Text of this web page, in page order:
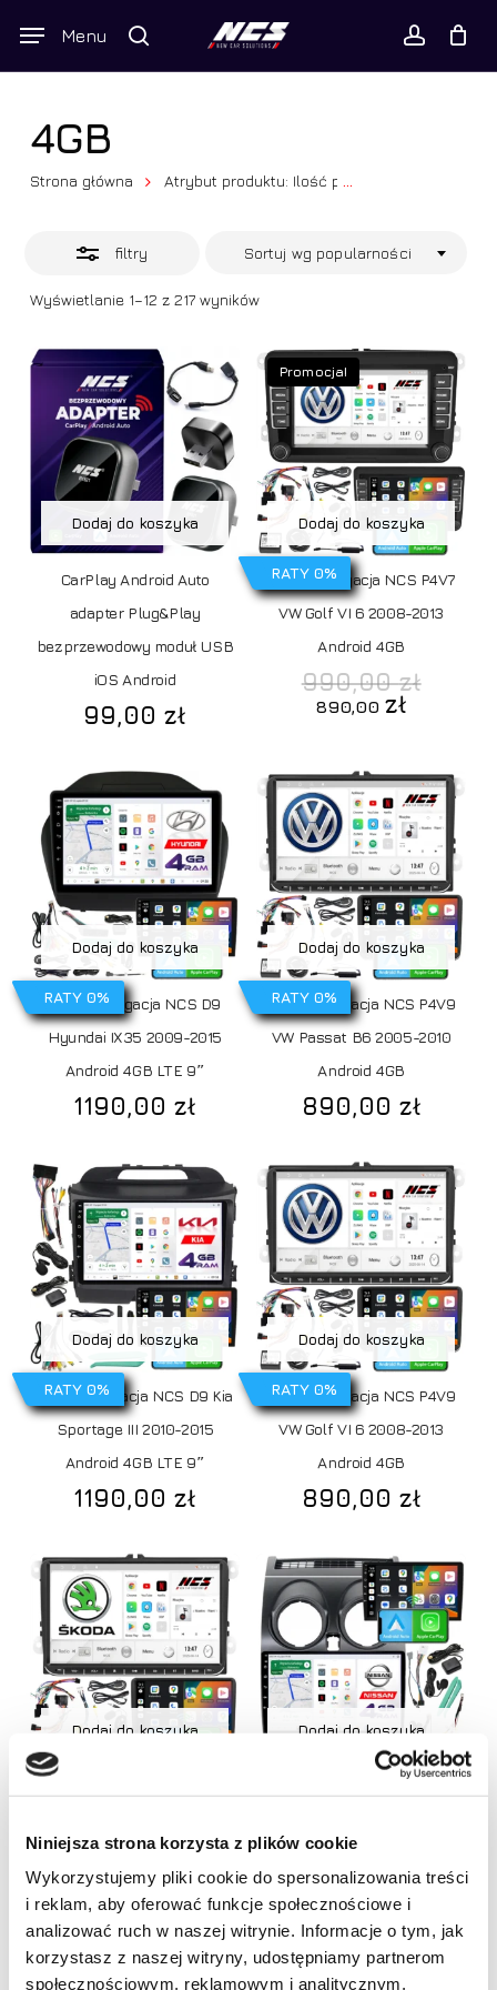
Niniejsza strona korzysta z plików cookie
Wykorzystujemy pliki cookie do spersonalizowania treści
i reklam, aby oferować funkcje społecznościowe i
analizować ruch w naszej witrynie. Informacje o tym, jak
korzystasz z naszej witryny, udostępniamy partnerom
społecznościowym, reklamowym i analitycznym.
Wyszukiwarka
produktów
search account
Menu
Twój koszyk Close
Brak produktów w koszyku.
Idź do sklepu
4GB
Strona główna Atrybut produktu: Ilość pamięci RAM ...
filtry
Wyświetlanie 1–12 z 217 wynikówPosortowane
Sortuj wg popularności
Close
Dodaj do koszyka
CarPlay Android Auto
adapter Plug&Play
bezprzewodowy moduł USB
iOS Android
99,00 zł
Promocja!
RATY 0%
Dodaj do koszyka
Radio Nawigacja NCS P4V7
VW Golf VI 6 2008-2013
Android 4GB
990,00zł
890,00zł
RATY 0%
Dodaj do koszyka
Radio Nawigacja NCS D9
Hyundai IX35 2009-2015
Android 4GB LTE 9″
1190,00 zł
RATY 0%
Dodaj do koszyka
Radio Nawigacja NCS P4V9
VW Passat B6 2005-2010
Android 4GB
890,00 zł
RATY 0%
Dodaj do koszyka
Radio Nawigacja NCS D9 Kia
Sportage III 2010-2015
Android 4GB LTE 9″
1190,00 zł
RATY 0%
Dodaj do koszyka
Radio Nawigacja NCS P4V9
VW Golf VI 6 2008-2013
Android 4GB
890,00 zł
RATY 0%
Dodaj do koszyka
2013 Android 4GB
890,00zł
Dodaj do koszyka
Android 4GB LTE 9″
1190,00zł
Promocja!